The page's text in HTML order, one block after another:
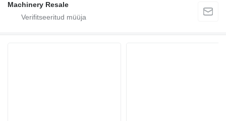
Machinery Resale